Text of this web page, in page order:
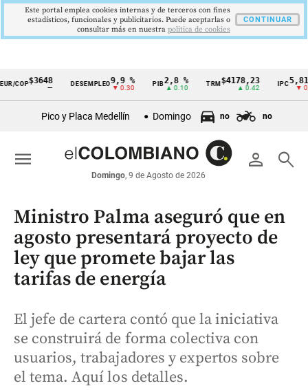
Cintillo
económicos
Colombia
$3648
—
DESEMPLEO9,9 %
▼ 0.30
PIB 2,8 %
▲ 0.10
TRM $4178,23
▲ 0.42
IPC 5,81 %
▼ 0.12
Pico y Placa Medellín Domingo no no
person search
Domingo, 9 de Agosto de 2026
menu
Ministro Palma aseguró que en
agosto presentará proyecto de
ley que promete bajar las
tarifas de energía
El jefe de cartera contó que la iniciativa
se construirá de forma colectiva con
usuarios, trabajadores y expertos sobre
el tema. Aquí los detalles.
Este portal emplea cookies internas y de terceros con fines
estadísticos, funcionales y publicitarios. Puede aceptarlas o
consultar más en nuestra politica de cookies
CONTINUAR